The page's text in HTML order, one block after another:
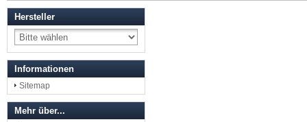
Hersteller
Informationen
Sitemap
Mehr über...